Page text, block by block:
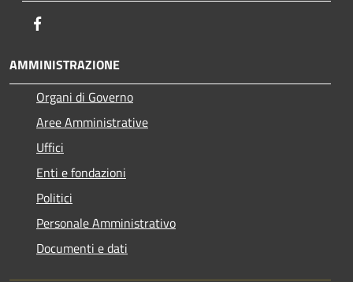
AMMINISTRAZIONE
Organi di Governo
Aree Amministrative
Uffici
Enti e fondazioni
Politici
Personale Amministrativo
Documenti e dati